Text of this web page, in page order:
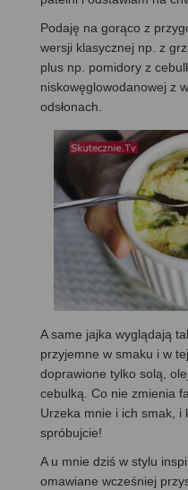
Podaję na gorąco z
wersji klasycznej np. z
plus np. pomidory z
niskowęglowodanowej z
odsłonach.
A same jajka wyglądają
przyjemne w smaku i w
doprawione tylko solą,
cebulką. Co nie zmienia
Urzeka mnie i ich smak, i
spróbujcie!
A u mnie dziś w stylu
omawiane wcześniej